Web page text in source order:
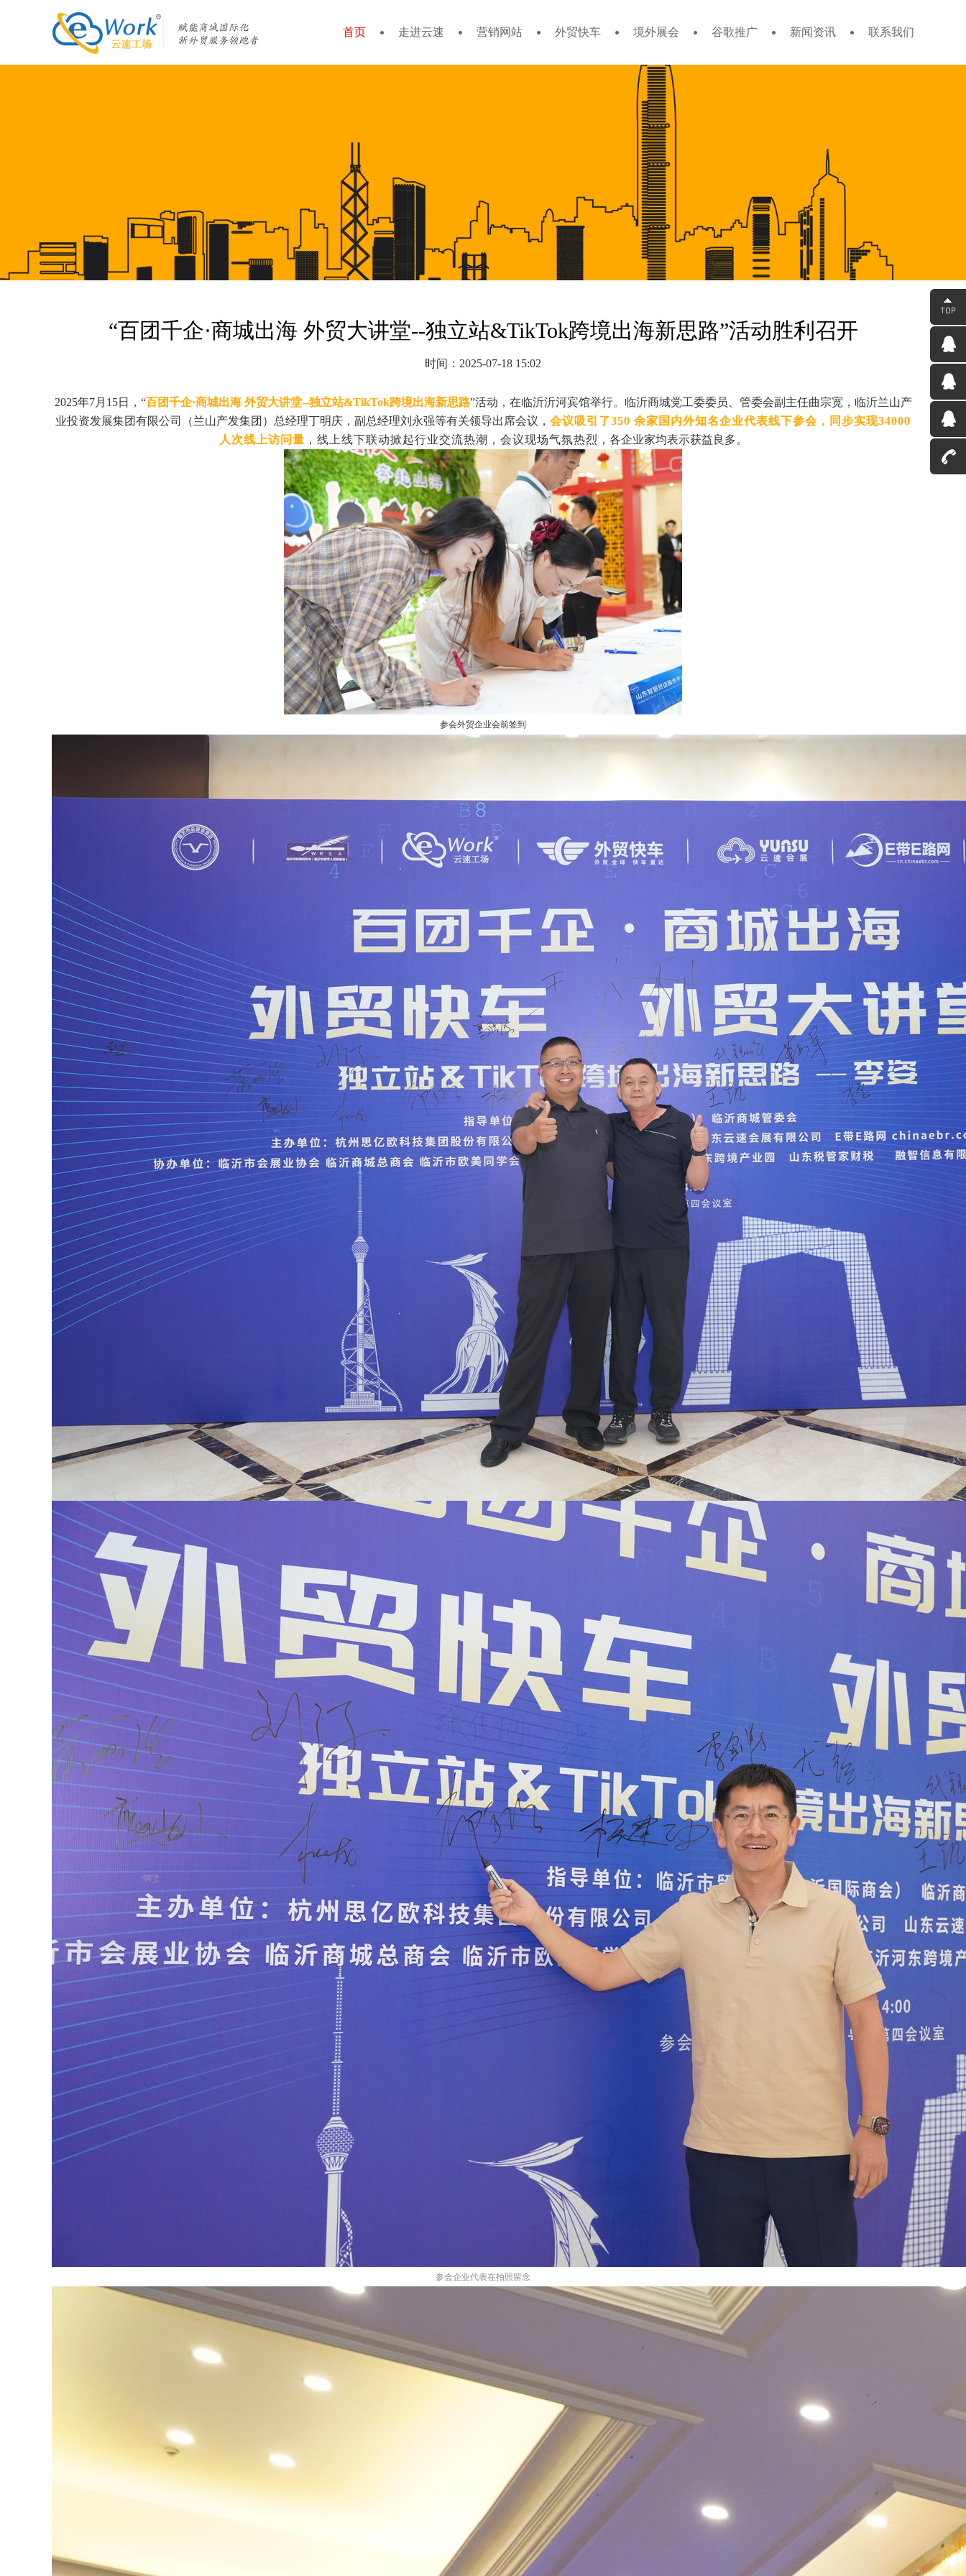
首页 走进云速 营销网站 外贸快车 境外展会 谷歌推广 新闻资讯 联系我们
“百团千企·商城出海 外贸大讲堂--独立站&TikTok跨境出海新思路”活动胜利召开
时间：2025-07-18 15:02
2025年7月15日，“百团千企·商城出海 外贸大讲堂--独立站&TikTok跨境出海新思路”活动，在临沂沂河宾馆举行。临沂商城党工委委员、管委会副主任曲宗宽，临沂兰山产
业投资发展集团有限公司（兰山产发集团）总经理丁明庆，副总经理刘永强等有关领导出席会议， 会议 吸引了350 余家国内外知名企业代表线下参会，同步实现34000
人次线上访问量 ，线上线下联动掀起行业交流热潮，会议现场气氛热烈 ，各企业家均表示获益良多。
参会外贸企业会前签到
参会企业代表在拍照留念